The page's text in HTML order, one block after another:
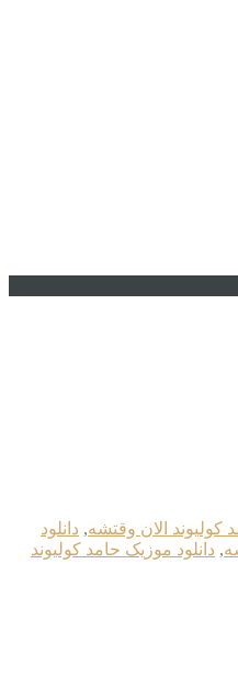
کولیوند الان وقتشه, دانلود
, دانلود موزیک حامد کولیوند